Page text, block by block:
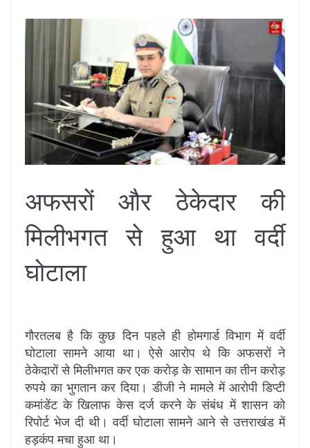
अफसरों और ठेकेदार की
मिलीभगत से हुआ था वर्दी
घोटाला
गौरतलब है कि कुछ दिन पहले ही होमगार्ड विभाग में वर्दी
घोटाला सामने आया था। ऐसे आरोप थे कि अफसरों ने
ठेकेदारों से मिलीभगत कर एक करोड़ के सामान का तीन करोड़
रुपये का भुगतान कर दिया। डीजी ने मामले में आरोपी डिप्टी
कमांडेंट के खिलाफ केस दर्ज करने के संबंध में शासन को
रिपोर्ट भेज दी थी। वर्दी घोटाला सामने आने से उत्तराखंड में
हड़कंप मचा हुआ था।